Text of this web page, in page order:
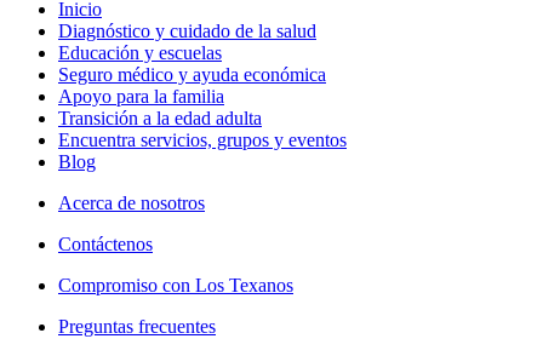
Inicio
Diagnóstico y cuidado de la salud
Educación y escuelas
Seguro médico y ayuda económica
Apoyo para la familia
Transición a la edad adulta
Encuentra servicios, grupos y eventos
Blog
Acerca de nosotros
Contáctenos
Compromiso con Los Texanos
Preguntas frecuentes